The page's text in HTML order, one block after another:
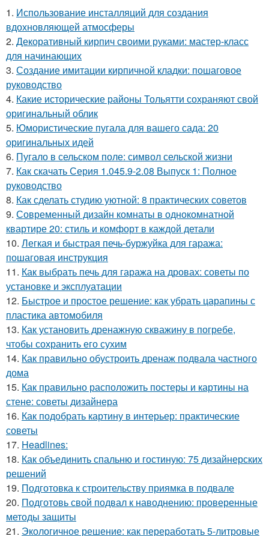
1. Использование инсталляций для создания
вдохновляющей атмосферы
2. Декоративный кирпич своими руками: мастер-класс
для начинающих
3. Создание имитации кирпичной кладки: пошаговое
руководство
4. Какие исторические районы Тольятти сохраняют свой
оригинальный облик
5. Юмористические пугала для вашего сада: 20
оригинальных идей
6. Пугало в сельском поле: символ сельской жизни
7. Как скачать Серия 1.045.9-2.08 Выпуск 1: Полное
руководство
8. Как сделать студию уютной: 8 практических советов
9. Современный дизайн комнаты в однокомнатной
квартире 20: стиль и комфорт в каждой детали
10. Легкая и быстрая печь-буржуйка для гаража:
пошаговая инструкция
11. Как выбрать печь для гаража на дровах: советы по
установке и эксплуатации
12. Быстрое и простое решение: как убрать царапины с
пластика автомобиля
13. Как установить дренажную скважину в погребе,
чтобы сохранить его сухим
14. Как правильно обустроить дренаж подвала частного
дома
15. Как правильно расположить постеры и картины на
стене: советы дизайнера
16. Как подобрать картину в интерьер: практические
советы
17. Headlines:
18. Как объединить спальню и гостиную: 75 дизайнерских
решений
19. Подготовка к строительству приямка в подвале
20. Подготовь свой подвал к наводнению: проверенные
методы защиты
21. Экологичное решение: как переработать 5-литровые